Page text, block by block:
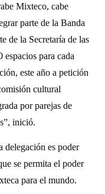
Mixteco, cabe
parte de la Banda
de la Secretaría de las
para cada
este año a petición
cultural
por parejas de
inició.
delegación es poder
se permita el poder
para el mundo.